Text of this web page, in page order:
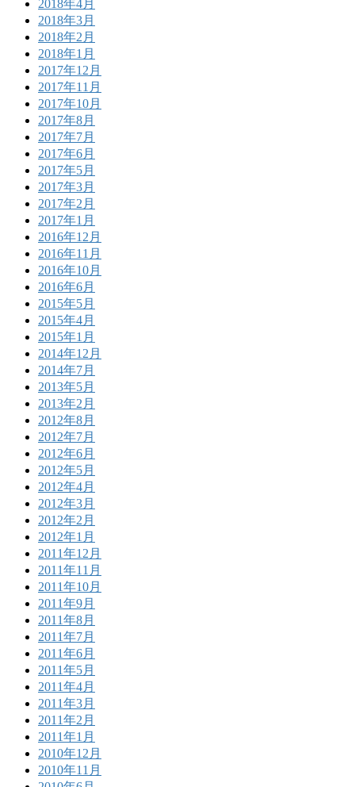
2018年4月
2018年3月
2018年2月
2018年1月
2017年12月
2017年11月
2017年10月
2017年8月
2017年7月
2017年6月
2017年5月
2017年3月
2017年2月
2017年1月
2016年12月
2016年11月
2016年10月
2016年6月
2015年5月
2015年4月
2015年1月
2014年12月
2014年7月
2013年5月
2013年2月
2012年8月
2012年7月
2012年6月
2012年5月
2012年4月
2012年3月
2012年2月
2012年1月
2011年12月
2011年11月
2011年10月
2011年9月
2011年8月
2011年7月
2011年6月
2011年5月
2011年4月
2011年3月
2011年2月
2011年1月
2010年12月
2010年11月